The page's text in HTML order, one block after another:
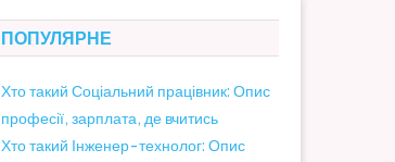
ПОПУЛЯРНЕ
Хто такий Соціальний працівник: Опис
професії, зарплата, де вчитись
Хто такий Інженер-технолог: Опис